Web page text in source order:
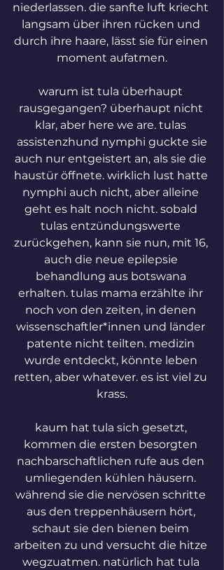
niederlassen. die sanfte luft kriecht
langsam über ihren rücken und
durch ihre haare, lässt sie für einen
moment aufatmen.
warum ist tula überhaupt
rausgegangen? überhaupt nicht
klar, aber here we are. tulas
assistenzhund nymphi guckte sie
auch nur entgeistert an, als sie die
haustür öffnete. wirklich lust hatte
nymphi auch nicht, aber alleine
geht es halt noch nicht. sobald
tulas entzündungswerte
zurückgehen, kann sie nun, mit 16,
auch die neue epilepsie
behandlung aus botswana
erhalten. tulas mama erzählte ihr
noch von den zeiten, in denen
wissenschaftler*innen und länder
patente nicht teilten. medizin
wurde entdeckt, könnte leben
retten, aber whatever. es ist viel zu
krass.
kaum hat tula sich gesetzt,
kommen die ersten besorgten
nachbarschaftlichen rufe aus den
umliegenden kühlen häusern.
während sie die nervösen schritte
aus den treppenhäusern hört,
schaut sie den bienen beim
arbeiten zu und versucht die hitze
wegzuatmen. natürlich hat tula